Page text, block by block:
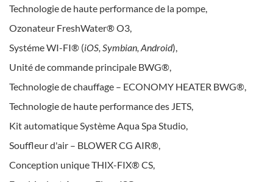
Technologie de haute performance de la pompe,
Ozonateur FreshWater® O3,
Systéme WI-FI® (iOS, Symbian, Android),
Unité de commande principale BWG®,
Technologie de chauffage – ECONOMY HEATER BWG®,
Technologie de haute performance des JETS,
Kit automatique Système Aqua Spa Studio,
Souffleur d'air – BLOWER CG AIR®,
Conception unique THIX-FIX® CS,